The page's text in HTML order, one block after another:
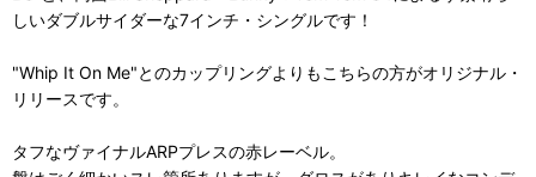
しいダブルサイダーな7インチ・シングルです！
"Whip It On Me"とのカップリングよりもこちらの方がオリジナル・
リリースです。
タフなヴァイナルARPプレスの赤レーベル。